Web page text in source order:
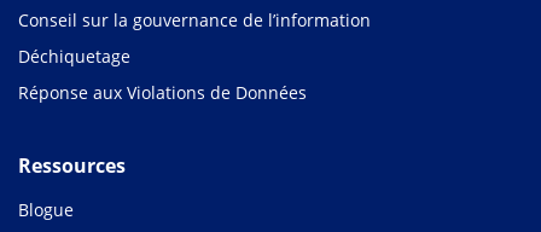
Conseil sur la gouvernance de l’information
Déchiquetage
Réponse aux Violations de Données
Ressources
Blogue